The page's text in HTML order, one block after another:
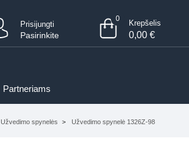
Prisijungti
Pasirinkite
0 Krepšelis
0,00 €
Partneriams
Užvedimo spynelės Užvedimo spynelė 1326Z-98